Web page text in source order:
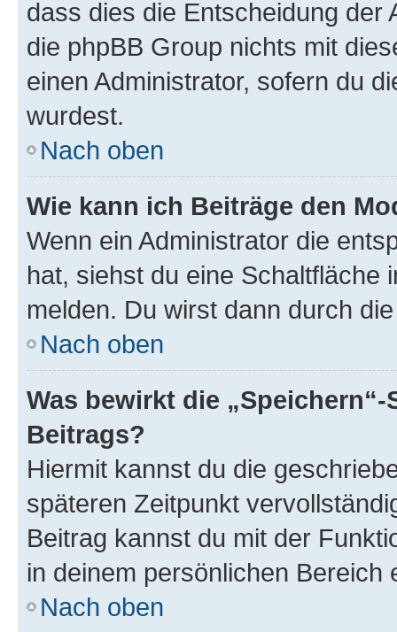
dass dies die Entscheidung der
die phpBB Group nichts mit
einen Administrator, sofern du
wurdest.
Nach oben
Wie kann ich Beiträge den
Wenn ein Administrator die
hat, siehst du eine Schaltfläche
melden. Du wirst dann durch
Nach oben
Was bewirkt die
Beitrags?
Hiermit kannst du die
späteren Zeitpunkt
Beitrag kannst du mit der
in deinem persönlichen Bereich
Nach oben